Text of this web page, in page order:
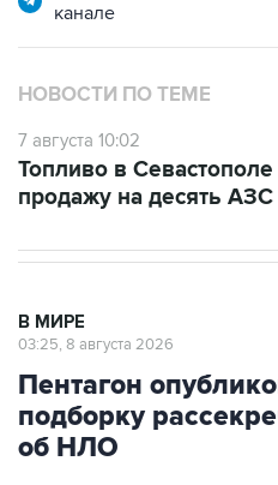
канале
НОВОСТИ ПО ТЕМЕ
7 августа 10:02
Топливо в Севастополе
продажу на десять АЗС
В МИРЕ
03:25, 8 августа 2026
Пентагон
подборку
об НЛО